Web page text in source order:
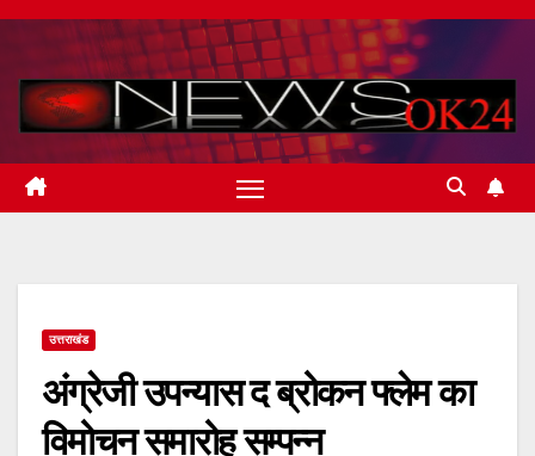
Skip
content
उत्तराखंड
अंग्रेजी उपन्यास द ब्रोकन फ्लेम का
विमोचन समारोह सम्पन्न